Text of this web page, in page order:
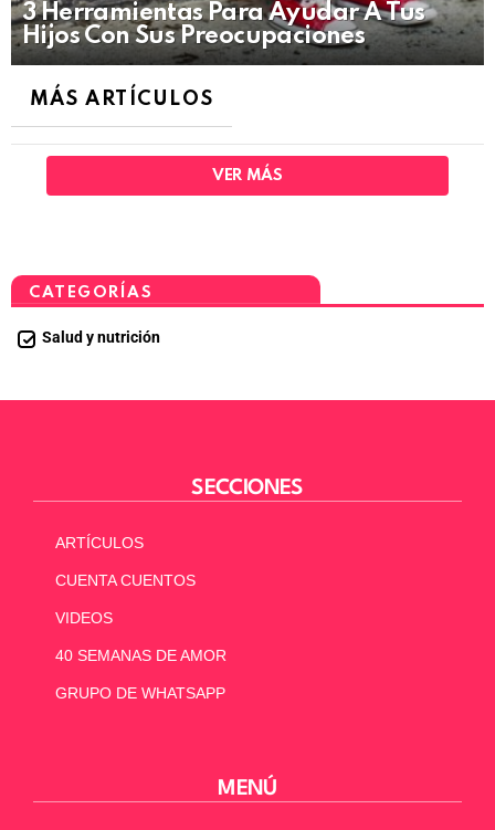
3 Herramientas Para Ayudar A Tus
Hijos Con Sus Preocupaciones
MÁS ARTÍCULOS
VER MÁS
CATEGORÍAS
Salud y nutrición
SECCIONES
ARTÍCULOS
CUENTA CUENTOS
VIDEOS
40 SEMANAS DE AMOR
GRUPO DE WHATSAPP
MENÚ